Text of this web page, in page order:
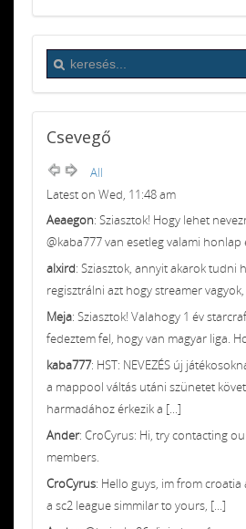
Csevegő
All
Latest on Wed, 11:48 am
Aeaegon: Sziasztok! Hogy lehet
@kaba777 van esetleg valami honlap
alxird: Sziasztok, annyit akarok tudni
regisztrálni azt hogy streamer
Meja: Sziasztok! Valahogy 1 év
fedeztem fel, hogy van magyar liga.
kaba777: HST: NEVEZÉS új
a mappool váltás utáni szünetet
harmadához érkezik a [...]
Ander: CroCyrus: Hi, try contacting
members.
CroCyrus: Hello guys, im from
a sc2 league simmilar to yours, [...]